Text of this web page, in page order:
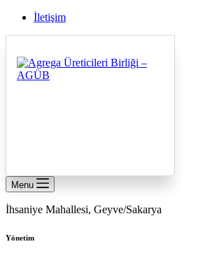
İletişim
Menu
İhsaniye Mahallesi, Geyve/Sakarya
Yönetim